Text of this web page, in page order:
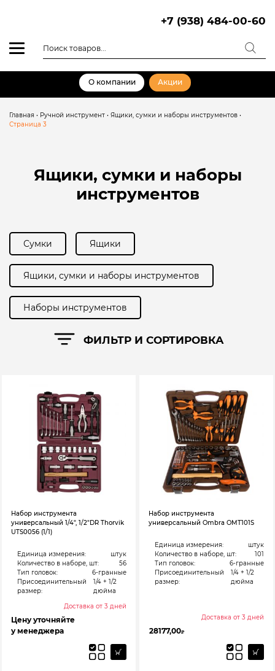
+7 (938) 484-00-60
товаров
О компании Акции
Главная • Ручной инструмент • Ящики, сумки и наборы инструментов •
Страница 3
Ящики, сумки и наборы
инструментов
Сумки Ящики
Ящики, сумки и наборы инструментов
Наборы инструментов
Набор инструмента
универсальный 1/4″, 1/2″DR Thorvik
UTS0056 (1/1)
Единица измерения:
штук
Количество в наборе, шт:
56
Тип головок:
6-гранные
Присоединительный
размер:
1/4 + 1/2
дюйма
Доставка от 3 дней
Цену уточняйте
у менеджера
Набор инструмента
универсальный Ombra OMT101S
Единица измерения:
штук
Количество в наборе, шт:
101
Тип головок:
6-гранные
Присоединительный
размер:
1/4 + 1/2
дюйма
Доставка от 3 дней
28177,00₽
ФИЛЬТР И СОРТИРОВКА